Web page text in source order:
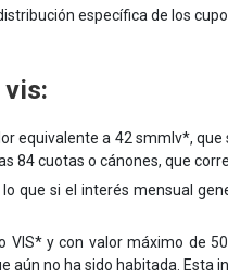
específica de los
vis:
equivalente a 42 smmlv*,
84 cuotas o cánones, que
que si el interés mensual
y con valor máximo de
no ha sido habitada. Esta